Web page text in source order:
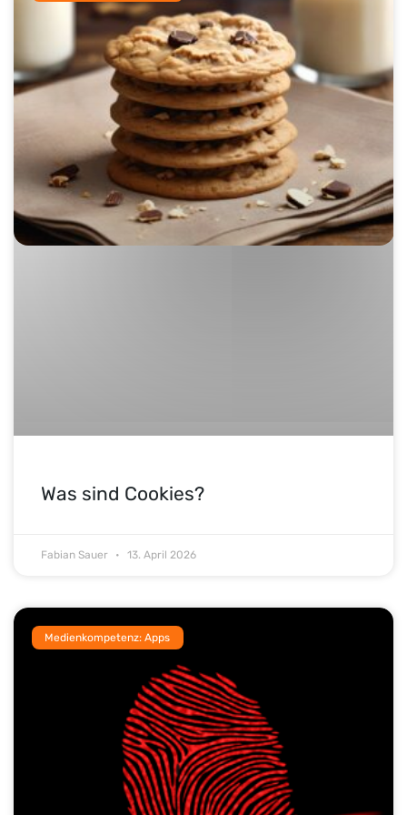
Was sind Cookies?
Fabian Sauer 13. April 2026
Medienkompetenz: Apps